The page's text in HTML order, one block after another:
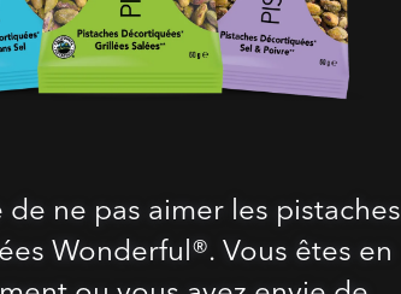
de ne pas aimer les pistaches
Wonderful®. Vous êtes en